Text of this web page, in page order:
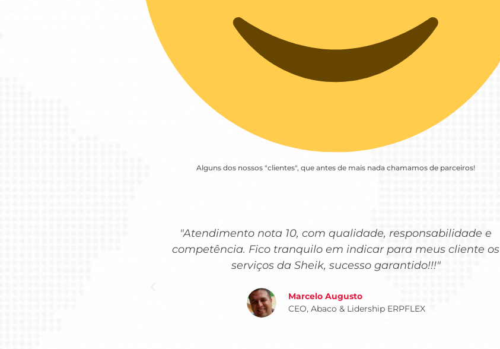
Alguns dos nossos "clientes", que antes de mais nada chamamos de parceiros!
"Atendimento nota 10, com qualidade, responsabilidade e
competência. Fico tranquilo em indicar para meus cliente os
serviços da Sheik, sucesso garantido!!!"
Marcelo Augusto
CEO, Abaco & Lidership ERPFLEX